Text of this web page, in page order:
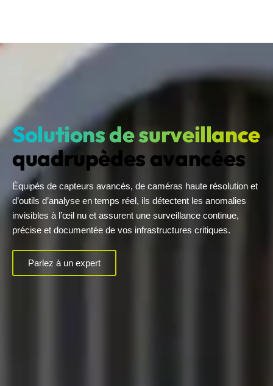
Solutionsdesurveillance
quadrupèd es avancées
Équipés de capteurs avancés, de caméras haute résolution et
d’outils d’analyse en temps réel, ils détectent les anomalies
invisibles à l’œil nu et assurent une surveillance continue,
précise et documentée de vos infrastructures critiques.
Parlez à un expert